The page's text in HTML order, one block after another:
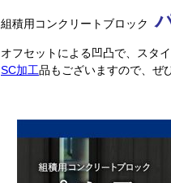
組積用コンクリートブロック
オフセットによる凹凸で、スタ
SC加工品もございますので、ぜ